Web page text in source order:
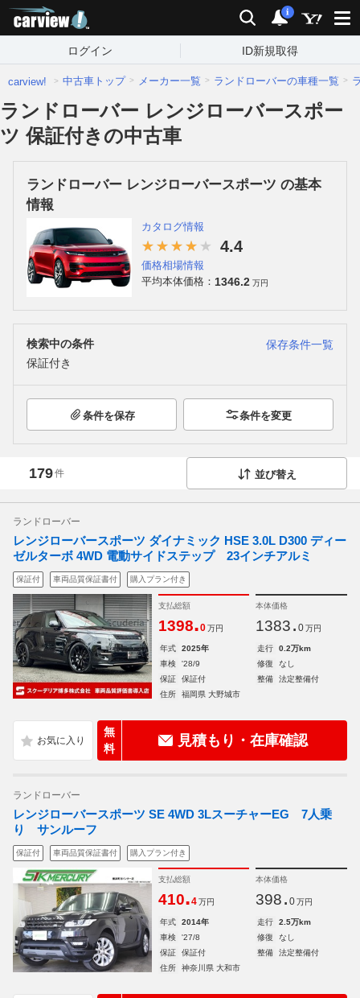
検索 通知
i
ログイン ID新規取得
carview! 中古車トップ メーカー一覧 ランドローバーの車種一覧
ランドローバー レンジローバースポー
ツ 保証付きの中古車
ランドローバー レンジローバースポーツ の基本
情報
カタログ情報
4.4
価格相場情報
平均本体価格： 1346.2 万円
検索中の条件
保存条件一覧
保証付き
条件を保存 条件を変更
179件 並び替え
ランドローバー
レンジローバースポーツ ダイナミック HSE 3.0L D300 ディー
ゼルターボ 4WD 電動サイドステップ 23インチアルミ
保証付 車両品質保証書付 購入プラン付き
支払総額
1398.0 万円
本体価格
1383. 0 万円
年式 2025年 走行
0.2万km
車検
'28/9 修復
なし
保証
保証付 整備
法定整備付
住所
福岡県 大野城市
無
料
見積もり・在庫確認
ランドローバー
レンジローバースポーツ SE 4WD 3LスーチャーEG 7人乗
り サンルーフ
保証付 車両品質保証書付 購入プラン付き
支払総額
410.4 万円
本体価格
398. 0 万円
年式 2014年 走行
2.5万km
車検
'27/8 修復
なし
保証
保証付 整備
法定整備付
住所
神奈川県 大和市